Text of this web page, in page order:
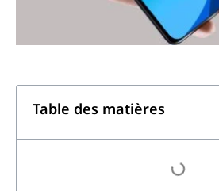
Table des matières